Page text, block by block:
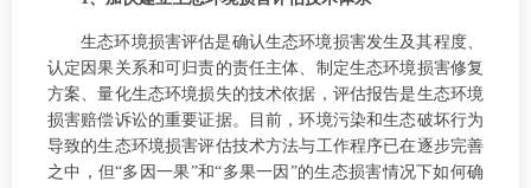
生态环境损害评估是确认生态环境损害发生及其程度、
认定因果关系和可归责的责任主体、制定生态环境损害修复
方案、量化生态环境损失的技术依据，评估报告是生态环境
损害赔偿诉讼的重要证据。目前，环境污染和生态破坏行为
导致的生态环境损害评估技术方法与工作程序已在逐步完善
之中，但“多因一果”和“多果一因”的生态损害情况下如何确